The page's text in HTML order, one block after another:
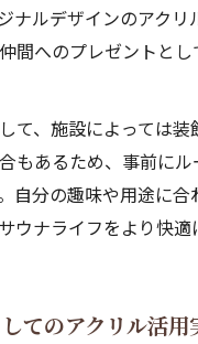
ッズとしてのストラッ
ナホルダーの使い方と
ルダー選びで押さえた
ルダーとアクリルの連
に役立つサウナホルダ
ルダー使用時の注意点
ナルデザインのアクリ
間へのプレゼントとし
て、施設によっては装
もあるため、事前に
自分の趣味や用途に合
ウナライフをより快適
てのアクリル活用